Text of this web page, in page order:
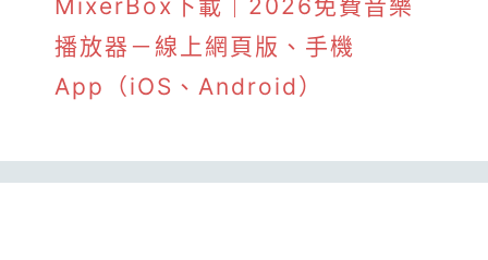
MixerBox下載｜2026免費音樂
播放器－線上網頁版、手機
App（iOS、Android）